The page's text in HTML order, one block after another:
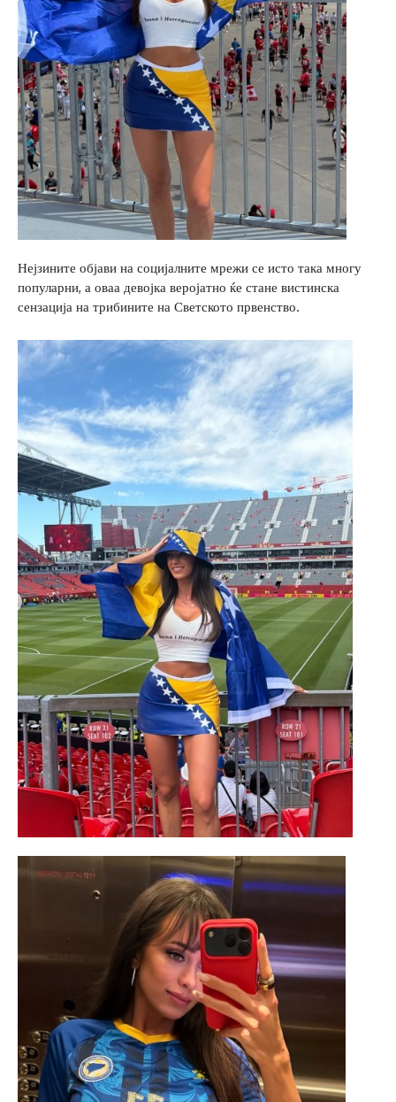
Нејзините објави на социјалните мрежи се исто така многу
популарни, а оваа девојка веројатно ќе стане вистинска
сензација на трибините на Светското првенство.